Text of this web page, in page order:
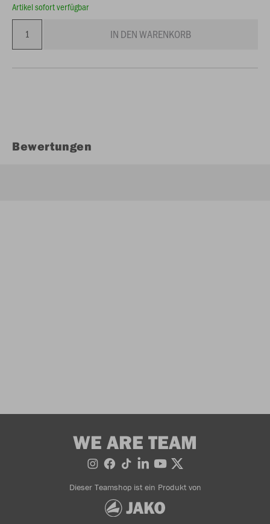
Artikel sofort verfügbar
IN DEN WARENKORB
Bewertungen
WE ARE TEAM
Dieser Teamshop ist ein Produkt von